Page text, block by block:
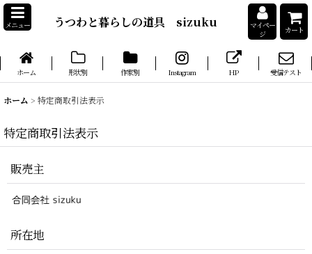
メニュー うつわと暮らしの道具 sizuku
マイペー
ジ
カート
ホーム 形状別 作家別 Instagram HP 受信テスト
ホーム > 特定商取引法表示
特定商取引法表示
販売主
所在地